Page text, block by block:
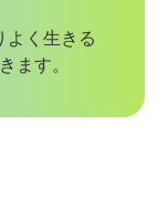
よく生きる
ます。